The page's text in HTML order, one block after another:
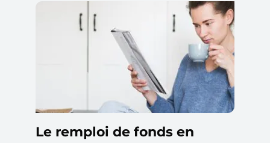
Le remploi de fonds en